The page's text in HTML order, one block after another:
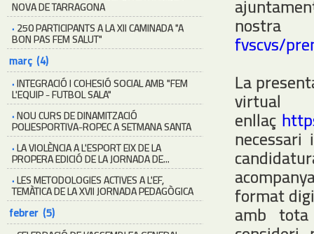
NOVA DE TARRAGONA
· 250 PARTICIPANTS A LA XII CAMINADA "A
BON PAS FEM SALUT"
març (4)
·INTEGRACIÓ I COHESIÓ SOCIAL AMB "FEM
L'EQUIP - FUTBOL SALA"
·NOU CURS DE DINAMITZACIÓ
POLIESPORTIVA-ROPEC A SETMANA SANTA
·LA VIOLÈNCIA A L'ESPORT EIX DE LA
PROPERA EDICIÓ DE LA JORNADA DE...
·LES METODOLOGIES ACTIVES A L'EF,
TEMÀTICA DE LA XVII JORNADA PEDAGÒGICA
febrer (5)
fvscvs/
La
enllaç
format
amb tota